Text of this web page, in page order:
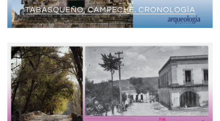
TABASQUEÑO, CAMPECHE. CRONOLOGÍA